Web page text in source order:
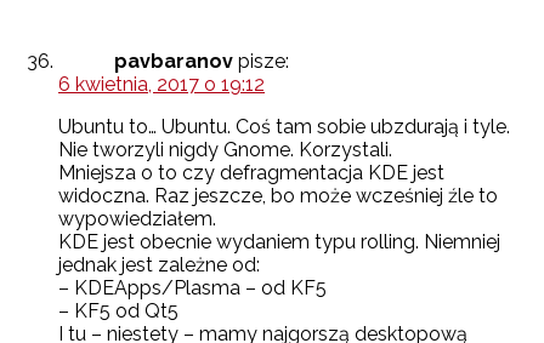
pavbaranov pisze:
6 kwietnia, 2017 o 19:12
Ubuntu to… Ubuntu. Coś tam sobie ubzdurają i tyle.
Nie tworzyli nigdy Gnome. Korzystali.
Mniejsza o to czy defragmentacja KDE jest
widoczna. Raz jeszcze, bo może wcześniej źle to
wypowiedziałem.
KDE jest obecnie wydaniem typu rolling. Niemniej
jednak jest zależne od:
– KDEApps/Plasma – od KF5
– KF5 od Qt5
I tu – niestety – mamy najgorszą desktopową